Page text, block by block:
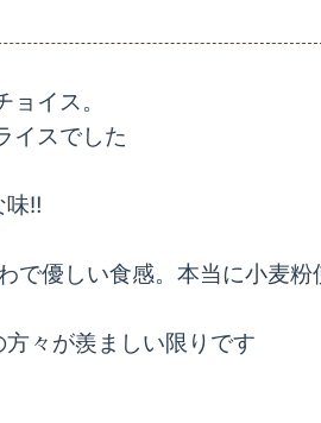
イス。
イスでした
味‼︎
で優しい食感。本当に小麦粉
々が羨ましい限りです